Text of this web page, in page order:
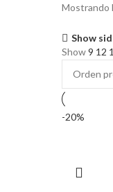
Mostrando
Show
Show9 12
-20%